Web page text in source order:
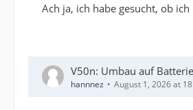
Ach ja, ich habe gesucht, ob
V50n: Umbau auf Batterie
hannnez August 1, 2026 at